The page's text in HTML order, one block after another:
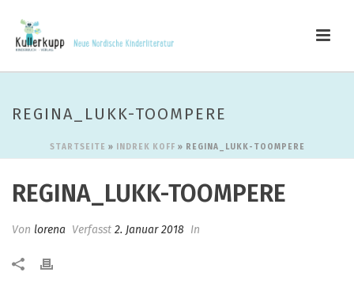
REGINA_LUKK-TOOMPERE
STARTSEITE » INDREK KOFF » REGINA_LUKK-TOOMPERE
REGINA_LUKK-TOOMPERE
Von lorena Verfasst 2. Januar 2018 In